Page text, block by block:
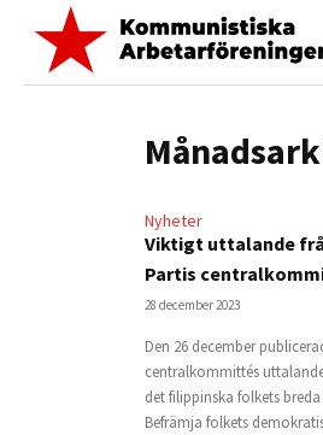
Nyheter
Viktigt uttalande
Partis
28 december 2023
Den 26 december
centralkommittés
det filippinska folkets
Befrämja folkets